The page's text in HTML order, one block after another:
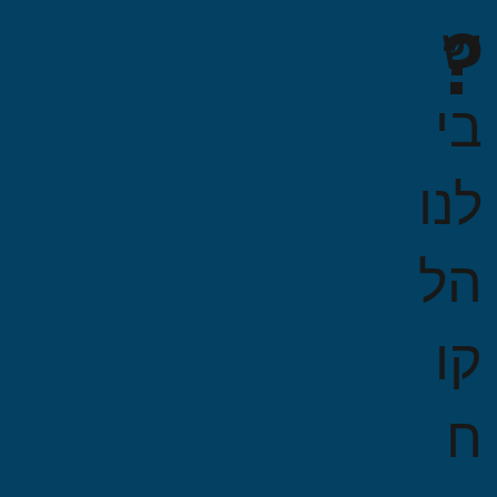
?
ש
בי
לנו
הל
קו
ח